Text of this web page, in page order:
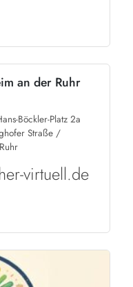
an der Ruhr
Böckler-Platz 2a
Straße /
virtuell.de